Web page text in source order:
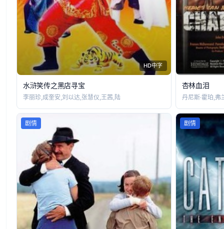
HD中字
水浒笑传之黑店寻宝
李丽珍,成奎安,刘以达,张慧仪,王茜,陆
杏林血泪
丹尼斯·霍珀,弗
剧情 剧情